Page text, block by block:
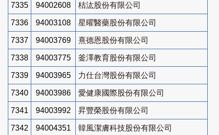
7335 94002608 桔汯股份有限公司
7336 94003108 星曜醫藥股份有限公司
7337 94003769 熹德恩股份有限公司
7338 94003775 釜澤教育股份有限公司
7339 94003965 力仕台灣股份有限公司
7340 94003986 愛健康國際股份有限公司
7341 94003992 昇豐榮股份有限公司
7342 94004351 韓風潔膚科技股份有限公司